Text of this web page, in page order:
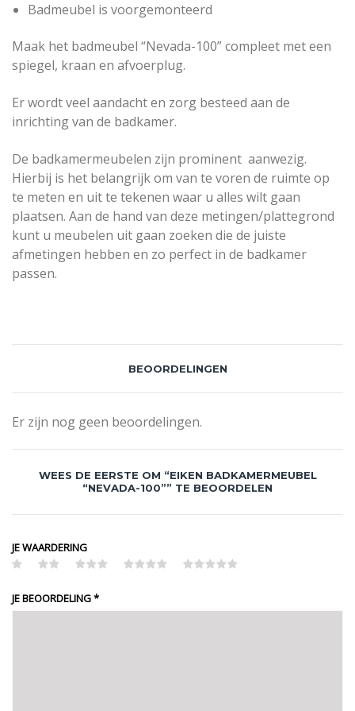
Badmeubel is voorgemonteerd
Maak het badmeubel “Nevada-100” compleet met een
spiegel, kraan en afvoerplug.
Er wordt veel aandacht en zorg besteed aan de
inrichting van de badkamer.
De badkamermeubelen zijn prominent aanwezig.
Hierbij is het belangrijk om van te voren de ruimte op
te meten en uit te tekenen waar u alles wilt gaan
plaatsen. Aan de hand van deze metingen/plattegrond
kunt u meubelen uit gaan zoeken die de juiste
afmetingen hebben en zo perfect in de badkamer
passen.
BEOORDELINGEN
Er zijn nog geen beoordelingen.
WEES DE EERSTE OM “EIKEN BADKAMERMEUBEL
“NEVADA-100”” TE BEOORDELEN
JE WAARDERING
JE BEOORDELING*